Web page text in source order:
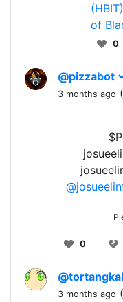
(HBIT)
of
0
@pizzabot
3 months ago (
0
3 months ago (